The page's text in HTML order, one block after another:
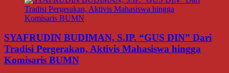
SYAFRUDIN BUDIMAN, S.IP. “GUS DIN” Dari
Tradisi Pergerakan, Aktivis Mahasiswa hingga
Komisaris BUMN